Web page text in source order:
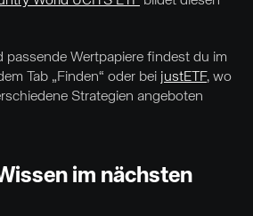
passende Wertpapiere findest du im
Tab „Finden“ oder bei justETF, wo
Strategien angeboten
im nächsten